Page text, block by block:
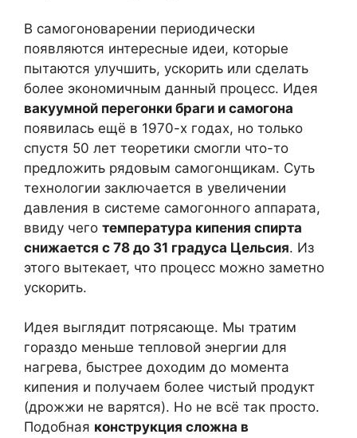
В самогоноварении периодически
появляются интересные идеи, которые
пытаются улучшить, ускорить или сделать
более экономичным данный процесс. Идея
вакуумной перегонки браги и самогона
появилась ещё в 1970-х годах, но только
спустя 50 лет теоретики смогли что-то
предложить рядовым самогонщикам. Суть
технологии заключается в увеличении
давления в системе самогонного аппарата,
ввиду чего температура кипения спирта
снижается с 78 до 31 градуса Цельсия. Из
этого вытекает, что процесс можно заметно
ускорить.
Идея выглядит потрясающе. Мы тратим
гораздо меньше тепловой энергии для
нагрева, быстрее доходим до момента
кипения и получаем более чистый продукт
(дрожжи не варятся). Но не всё так просто.
Подобная конструкция сложна в